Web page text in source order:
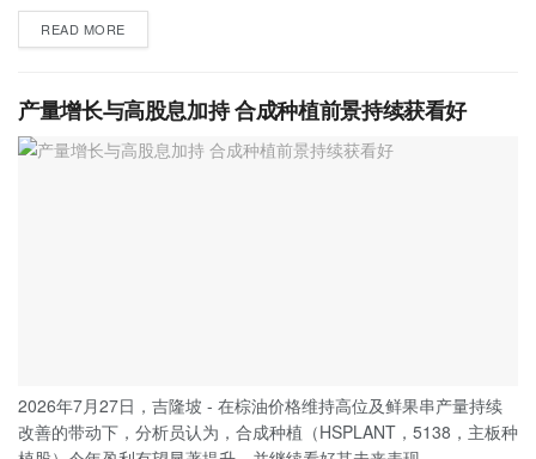
READ MORE
产量增长与高股息加持 合成种植前景持续获看好
2026年7月27日，吉隆坡 - 在棕油价格维持高位及鲜果串产量持续
改善的带动下，分析员认为，合成种植（HSPLANT，5138，主板种